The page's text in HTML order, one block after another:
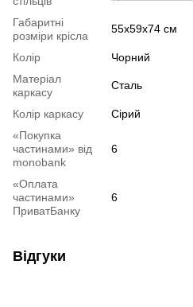
Габаритні
розміри крісла
55х59x74 см
Колір
Чорний
Матеріал
каркасу
Сталь
Колір каркасу
Сірий
«Покупка
частинами» від
monobank
6
«Оплата
частинами»
ПриватБанку
6
Відгуки